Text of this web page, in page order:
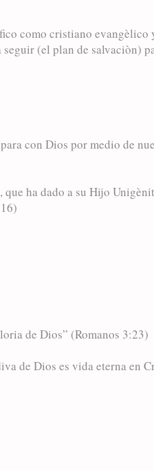
como cristiano evangèlico
(el plan de salvaciòn)
con Dios por medio de
ha dado a su Hijo
de Dios” (Romanos 3:23)
de Dios es vida eterna en